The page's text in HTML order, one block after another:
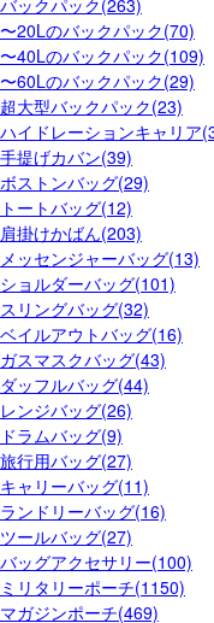
バックパック(263)
〜20Lのバックパック(70)
〜40Lのバックパック(109)
〜60Lのバックパック(29)
超大型バックパック(23)
ハイドレーションキャリア
手提げカバン(39)
ボストンバッグ(29)
トートバッグ(12)
肩掛けかばん(203)
メッセンジャーバッグ(13)
ショルダーバッグ(101)
スリングバッグ(32)
ベイルアウトバッグ(16)
ガスマスクバッグ(43)
ダッフルバッグ(44)
レンジバッグ(26)
ドラムバッグ(9)
旅行用バッグ(27)
キャリーバッグ(11)
ランドリーバッグ(16)
ツールバッグ(27)
バッグアクセサリー(100)
ミリタリーポーチ(1150)
マガジンポーチ(469)